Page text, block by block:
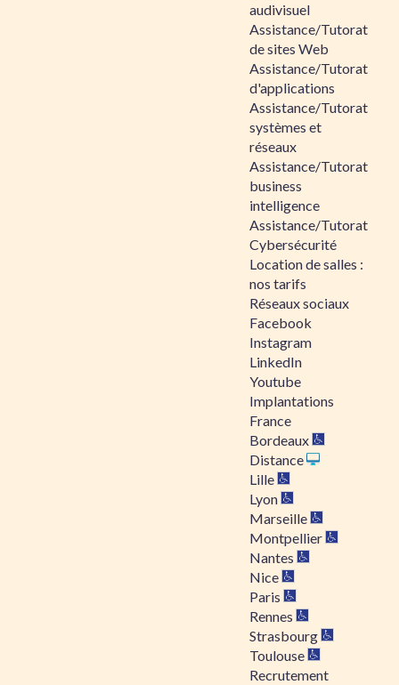
audivisuel
Assistance/Tutorat
de sites Web
Assistance/Tutorat
d'applications
Assistance/Tutorat
systèmes et
réseaux
Assistance/Tutorat
business
intelligence
Assistance/Tutorat
Cybersécurité
Location de salles :
nos tarifs
Réseaux sociaux
Facebook
Instagram
LinkedIn
Youtube
Implantations
France
Bordeaux
Distance
Lille
Lyon
Marseille
Montpellier
Nantes
Nice
Paris
Rennes
Strasbourg
Toulouse
Recrutement